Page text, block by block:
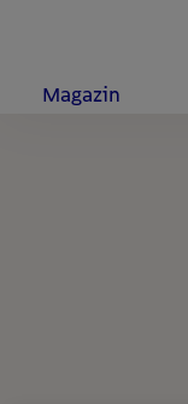
Magazin